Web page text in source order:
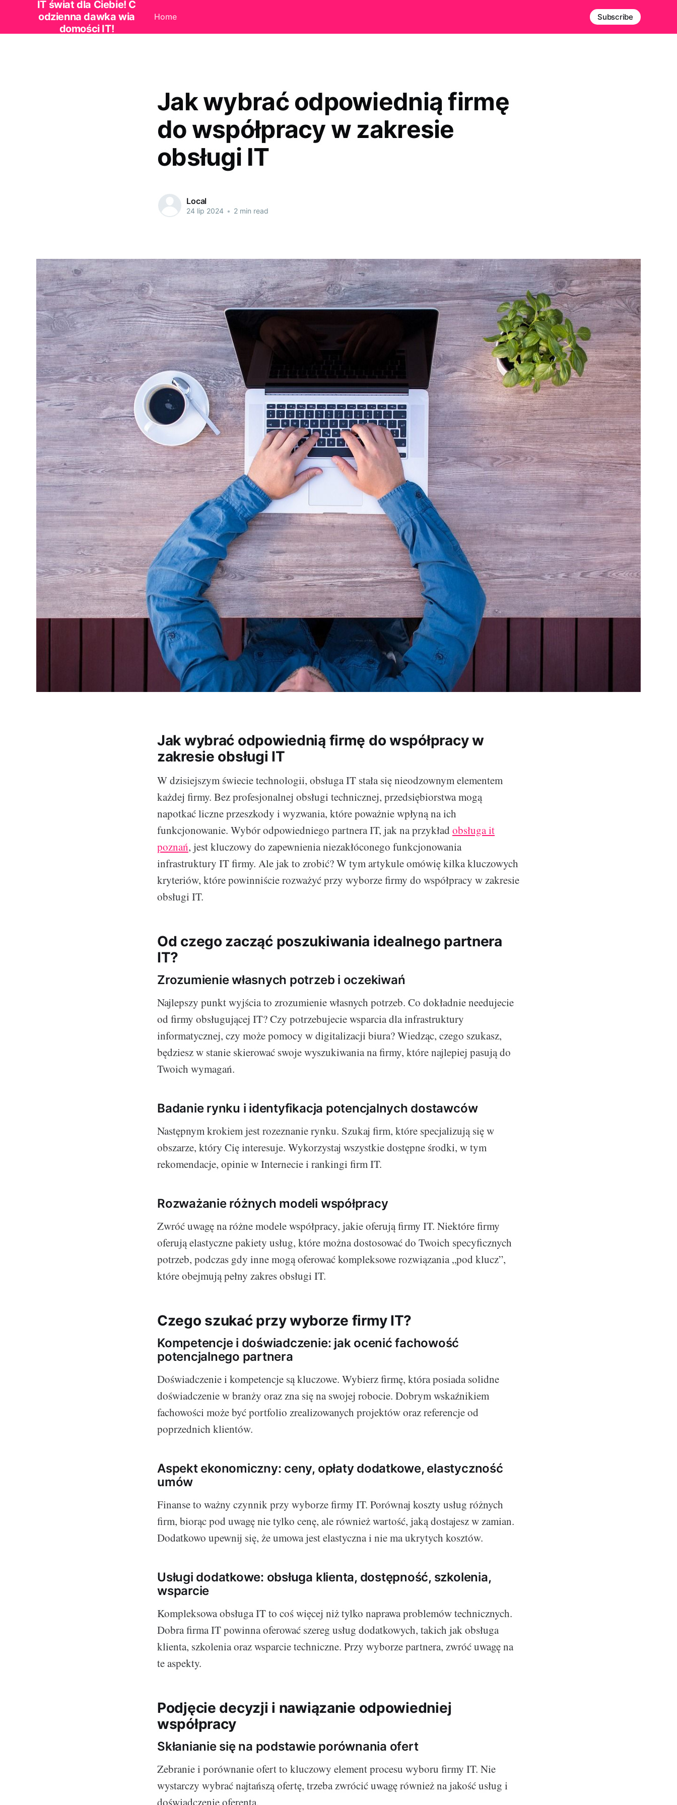
IT świat dla Ciebie! C
odzienna dawka wia
domości IT!
Home Subscribe
Jak wybrać odpowiednią firmę
do współpracy w zakresie
obsługi IT
Local
24 lip 2024 • 2 min read
Jak wybrać odpowiednią firmę do współpracy w
zakresie obsługi IT
W dzisiejszym świecie technologii, obsługa IT stała się nieodzownym elementem
każdej firmy. Bez profesjonalnej obsługi technicznej, przedsiębiorstwa mogą
napotkać liczne przeszkody i wyzwania, które poważnie wpłyną na ich
funkcjonowanie. Wybór odpowiedniego partnera IT, jak na przykład obsługa it
poznań, jest kluczowy do zapewnienia niezakłóconego funkcjonowania
infrastruktury IT firmy. Ale jak to zrobić? W tym artykule omówię kilka kluczowych
kryteriów, które powinniście rozważyć przy wyborze firmy do współpracy w zakresie
obsługi IT.
Od czego zacząć poszukiwania idealnego partnera
IT?
Zrozumienie własnych potrzeb i oczekiwań
Najlepszy punkt wyjścia to zrozumienie własnych potrzeb. Co dokładnie needujecie
od firmy obsługującej IT? Czy potrzebujecie wsparcia dla infrastruktury
informatycznej, czy może pomocy w digitalizacji biura? Wiedząc, czego szukasz,
będziesz w stanie skierować swoje wyszukiwania na firmy, które najlepiej pasują do
Twoich wymagań.
Badanie rynku i identyfikacja potencjalnych dostawców
Następnym krokiem jest rozeznanie rynku. Szukaj firm, które specjalizują się w
obszarze, który Cię interesuje. Wykorzystaj wszystkie dostępne środki, w tym
rekomendacje, opinie w Internecie i rankingi firm IT.
Rozważanie różnych modeli współpracy
Zwróć uwagę na różne modele współpracy, jakie oferują firmy IT. Niektóre firmy
oferują elastyczne pakiety usług, które można dostosować do Twoich specyficznych
potrzeb, podczas gdy inne mogą oferować kompleksowe rozwiązania „pod klucz”,
które obejmują pełny zakres obsługi IT.
Czego szukać przy wyborze firmy IT?
Kompetencje i doświadczenie: jak ocenić fachowość
potencjalnego partnera
Doświadczenie i kompetencje są kluczowe. Wybierz firmę, która posiada solidne
doświadczenie w branży oraz zna się na swojej robocie. Dobrym wskaźnikiem
fachowości może być portfolio zrealizowanych projektów oraz referencje od
poprzednich klientów.
Aspekt ekonomiczny: ceny, opłaty dodatkowe, elastyczność
umów
Finanse to ważny czynnik przy wyborze firmy IT. Porównaj koszty usług różnych
firm, biorąc pod uwagę nie tylko cenę, ale również wartość, jaką dostajesz w zamian.
Dodatkowo upewnij się, że umowa jest elastyczna i nie ma ukrytych kosztów.
Usługi dodatkowe: obsługa klienta, dostępność, szkolenia,
wsparcie
Kompleksowa obsługa IT to coś więcej niż tylko naprawa problemów technicznych.
Dobra firma IT powinna oferować szereg usług dodatkowych, takich jak obsługa
klienta, szkolenia oraz wsparcie techniczne. Przy wyborze partnera, zwróć uwagę na
te aspekty.
Podjęcie decyzji i nawiązanie odpowiedniej
współpracy
Skłanianie się na podstawie porównania ofert
Zebranie i porównanie ofert to kluczowy element procesu wyboru firmy IT. Nie
wystarczy wybrać najtańszą ofertę, trzeba zwrócić uwagę również na jakość usług i
doświadczenie oferenta.